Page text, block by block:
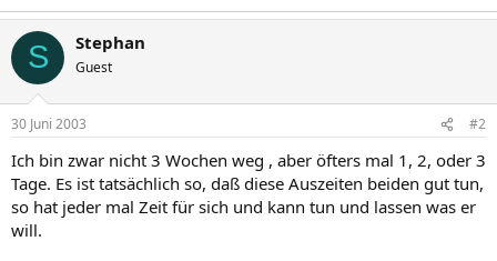
S Stephan
Guest
30 Juni 2003 #2
Ich bin zwar nicht 3 Wochen weg , aber öfters mal 1, 2, oder 3
Tage. Es ist tatsächlich so, daß diese Auszeiten beiden gut tun,
so hat jeder mal Zeit für sich und kann tun und lassen was er
will.